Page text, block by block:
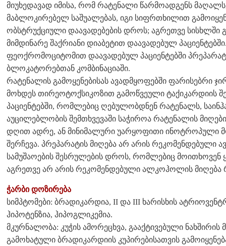
მიუხედავად იმისა, რომ რატენალი წარმოადგენს
მაბლოკირებელ საშუალებას, იგი სიფრთხილით
ობსტრუქციული დაავადებების დროს; აგრეთვე
მიმდინარე შაქრიანი დიაბეტით დაავადებულ
ფეოქრომოციტომით დაავადებულ პაციენტებში
ბლოკატორებთან კომბინაციაში.
რატენალის გამოყენებისას ავადმყოფებში ფარისებრი
მოხდეს თირეოტოქსიკოზით გამოწვეული ტაქიკარდიის
პაციენტებში, რომლებიც ღებულობდნენ რატენალს,
აუცილებლობის შემთხვევაში საჭიროა რატენალის
დღით ადრე, ან მინიმალური უარყოფითი ინოტროპული
შერჩევა. პრეპარატის მიღება არ არის რეკომენდებული
სამუშაოების შესრულების დროს, რომლებიც მოითხოვენ
აგრეთვე არ არის რეკომენდებული ალკოჰოლის
ჭარბი დოზირება
სიმპტომები: ბრადიკარდია, II და III ხარისხის
ჰიპოტენზია, ჰიპოგლიკემია.
მკურნალობა: კუჭის ამორეცხვა, გააქტივებული ნახშირის
გამოხატული ბრადიკარდიის კუპირებისათვის